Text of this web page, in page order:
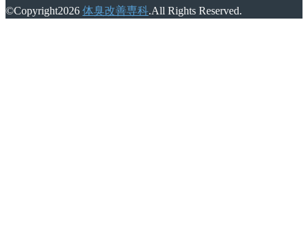
©Copyright2026 体臭改善専科.All Rights Reserved.